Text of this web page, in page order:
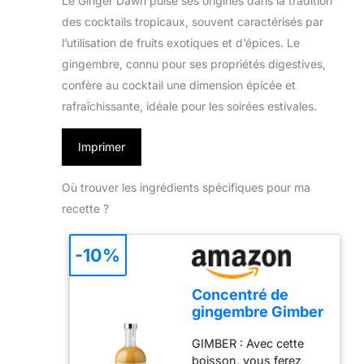
des cocktails tropicaux, souvent caractérisés par
l’utilisation de fruits exotiques et d’épices. Le
gingembre, connu pour ses propriétés digestives,
confère au cocktail une dimension épicée et
rafraîchissante, idéale pour les soirées estivales.
Imprimer
Où trouver les ingrédients spécifiques pour ma
recette ?
Concentré de
gingembre Gimber
passion, 100%
GIMBER : Avec cette
boisson, vous ferez
-10%